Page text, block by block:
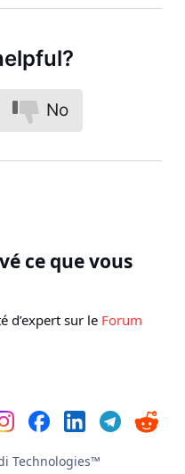
No
ce que vous
d’expert sur le Forum
Technologies™